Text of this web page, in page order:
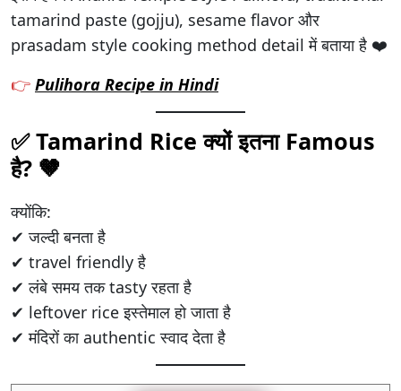
tamarind paste (gojju), sesame flavor और
prasadam style cooking method detail में बताया है ❤️
👉 Pulihora Recipe in Hindi
✅ Tamarind Rice क्यों इतना Famous
है? 🤎
क्योंकि:
✔ जल्दी बनता है
✔ travel friendly है
✔ लंबे समय तक tasty रहता है
✔ leftover rice इस्तेमाल हो जाता है
✔ मंदिरों का authentic स्वाद देता है